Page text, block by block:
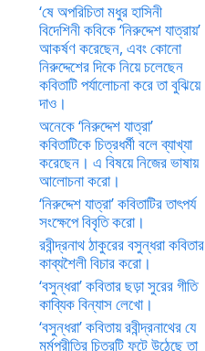
‘ষে অপরিচিতা মধুর হাসিনী
বিদেশিনী কবিকে ‘নিরুদ্দেশ যাত্রায়’
আকর্ষণ করেছেন, এবং কোনো
নিরুদ্দেশের দিকে নিয়ে চলেছেন
কবিতাটি পর্যালোচনা করে তা বুঝিয়ে
দাও।
অনেকে ‘নিরুদ্দেশ যাত্রা’
কবিতাটিকে চিত্রধর্মী বলে ব্যাখ্যা
করেছেন। এ বিষয়ে নিজের ভাষায়
আলোচনা করো।
‘নিরুদ্দেশ যাত্রা’ কবিতাটির তাৎপর্য
সংক্ষেপে বিবৃতি করো।
রবীন্দ্রনাথ ঠাকুরের বসুন্ধরা কবিতার
কাব্যশৈলী বিচার করো।
‘বসুন্ধরা’ কবিতার ছড়া সুরের গীতি
কাব্যিক বিন্যাস লেখো।
‘বসুন্ধরা’ কবিতায় রবীন্দ্রনাথের যে
মর্মপ্রীতির চিত্রটি ফুটে উঠেছে তা